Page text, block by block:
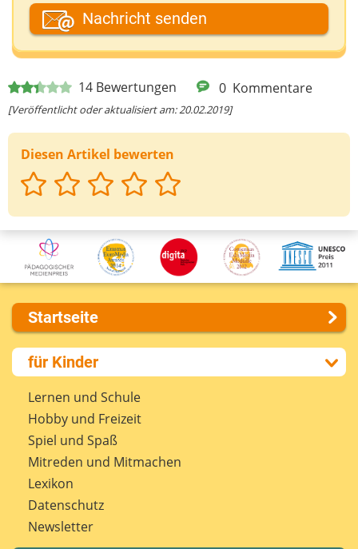
14 Bewertungen 0 Kommentare
[Veröffentlicht oder aktualisiert am: 20.02.2019]
Diesen Artikel bewerten
Dein Fantasiename
Deine E-Mail-Adresse (wenn du eine Antwort
möchtest)
Deine Nachricht
Nachricht senden
Startseite
Über uns
Presse
Kontakt
Impressum
Internet-ABC Sitemap
Barrierefreiheit
Länderprojekte
für Kinder
Lernen und Schule
Hobby und Freizeit
Spiel und Spaß
Mitreden und Mitmachen
Lexikon
Datenschutz
Newsletter